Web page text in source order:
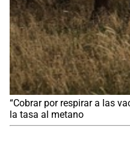
“Cobrar por respirar a las
la tasa al metano